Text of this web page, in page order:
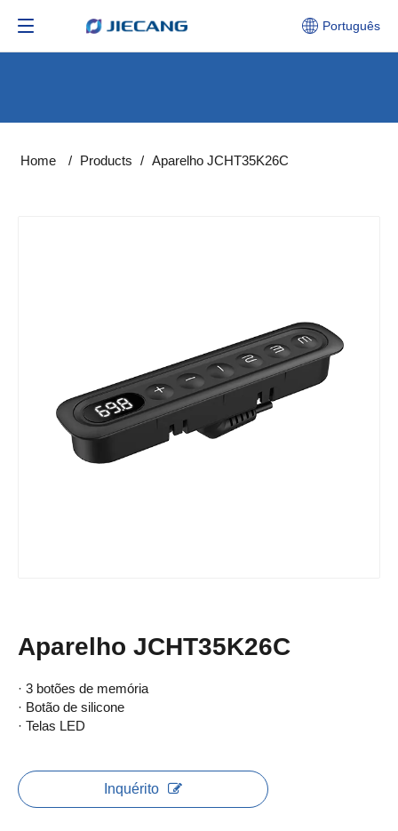
Português
Home / Products / Aparelho JCHT35K26C
Aparelho JCHT35K26C
· 3 botões de memória
· Botão de silicone
· Telas LED
Inquérito